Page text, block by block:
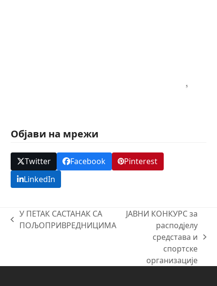
Објави на мрежи
Twitter Facebook
Pinterest
LinkedIn
previous
У ПЕТАК САСТАНАК СА
ПОЉОПРИВРЕДНИЦИМА
ЈАВНИ КОНКУРС за
расподјелу
средстава и
спортске
организације